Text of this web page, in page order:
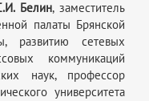
Белин, заместитель
палаты Брянской
развитию сетевых
коммуникаций
наук, профессор
университета